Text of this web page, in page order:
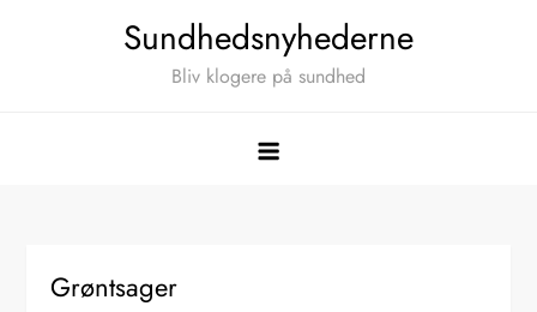
Sundhedsnyhederne
Bliv klogere på sundhed
Grøntsager